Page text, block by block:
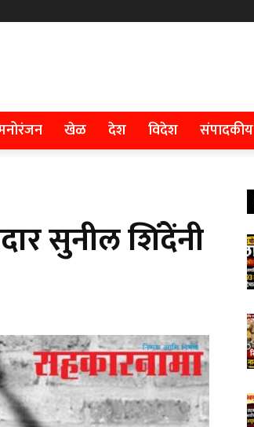
खेळ देश विदेश संपादकीय
सुनील शिंदेंनी